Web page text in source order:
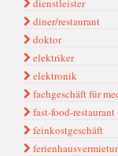
dienstleister
diner/restaurant
doktor
elektriker
elektronik
fachgeschäft für
fast-food-restaurant
feinkostgeschäft